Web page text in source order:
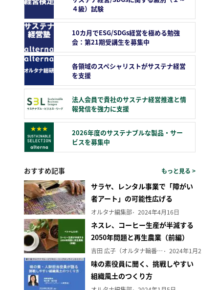
４級）試験
10カ月でESG/SDGs経営を極める勉強
会：第21期受講生を募集中
各領域のスペシャリストがサステナ経営
を支援
法人会員で貴社のサステナ経営推進と情
報発信を強力に支援
2026年度のサステナブルな製品・サー
ビスを募集中
おすすめ記事 もっと見る >
サラヤ、レンタル事業で「障がい
者アート」の可能性広げる
オルタナ編集部 2024年4月16日
ネスレ、コーヒー生産が半減する
2050年問題と再生農業（前編）
吉田 広子（オルタナ輪番編集長） 2024年1月29日
味の素役員に聞く、挑戦しやすい
組織風土のつくり方